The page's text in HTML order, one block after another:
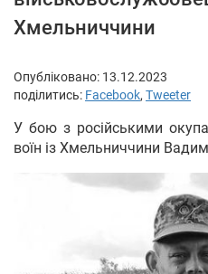
Хмельниччини
Опубліковано: 13.12.2023
поділитись: Facebook, Tweeter
У бою з російськими
воїн із Хмельниччини